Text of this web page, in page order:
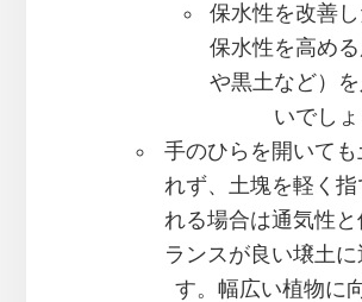
保水性を改善
保水性を高め
や黒土など）
いでしょ
手のひらを開いて
れず、土塊を軽く
れる場合は通気性
ランスが良い壌土
す。幅広い植物に